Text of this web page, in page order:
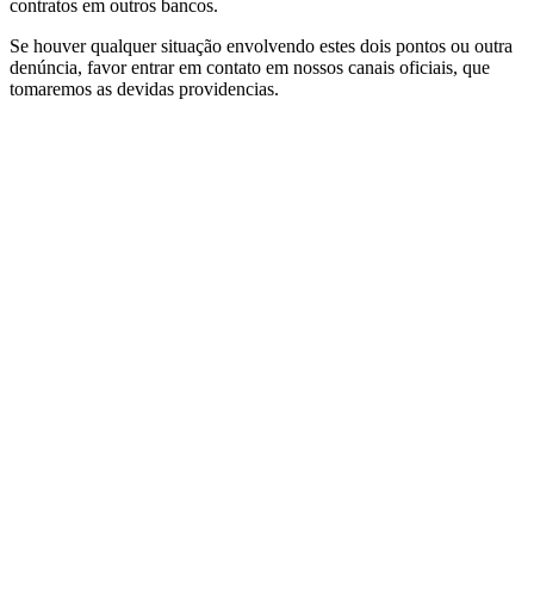
contratos em outros bancos.
Se houver qualquer situação envolvendo estes dois pontos ou outra
denúncia, favor entrar em contato em nossos canais oficiais, que
tomaremos as devidas providencias.